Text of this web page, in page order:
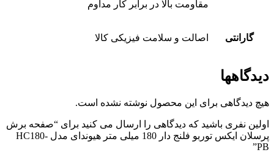
مقاومت بالا در برابر کار مداوم
گارانتی اصالت و سلامت فیزیکی کالا
دیدگاهها
هیچ دیدگاهی برای این محصول نوشته نشده است.
اولین نفری باشید که دیدگاهی را ارسال می کنید برای “صفحه برش
پرسلان ایکس توربو فلنج دار 180 میلی متر هیوندای مدل HC180-
PB”